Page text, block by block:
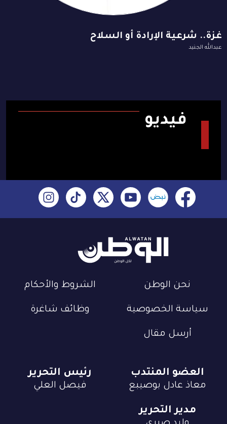
غزة.. شرعية الإرادة أو السلاح
عبدالله الجنيد
فيديو
نحن الوطن الشروط والأحكام
سياسة الخصوصية وظائف شاغرة
أرسل مقال
العضو المنتدب
معاذ عادل بوصيبع
رئيس التحرير
فيصل العلي
مدير التحرير